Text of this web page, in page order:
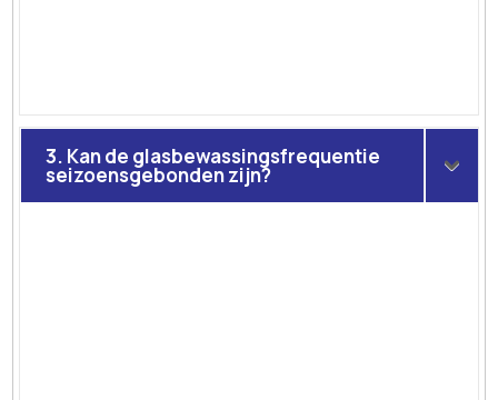
3. Kan de glasbewassingsfrequentie
seizoensgebonden zijn?